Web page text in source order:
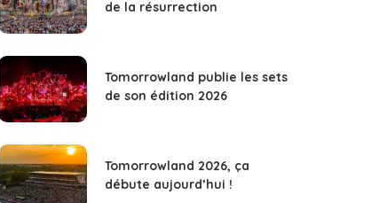
de la résurrection
Tomorrowland publie les sets
de son édition 2026
Tomorrowland 2026, ça
débute aujourd’hui !